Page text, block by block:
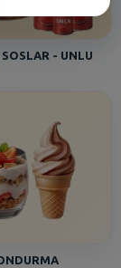
3Xs)
- UNLU